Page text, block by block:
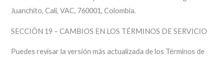
Juanchito, Cali, VAC, 760001, Colombia.
SECCIÓN 19 – CAMBIOS EN LOS TÉRMINOS DE SERVICIO
Puedes revisar la versión más actualizada de los Términos de